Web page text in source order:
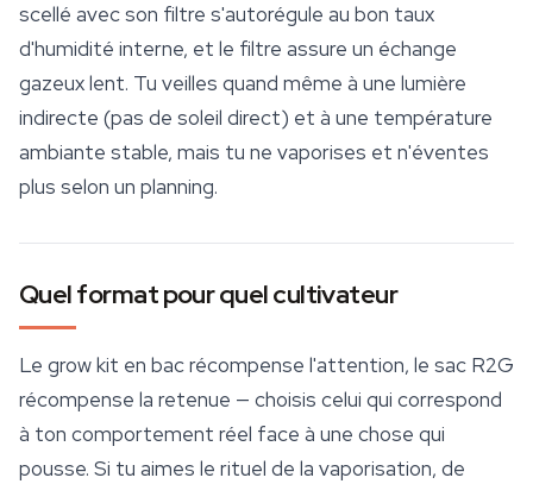
scellé avec son filtre s'autorégule au bon taux
d'humidité interne, et le filtre assure un échange
gazeux lent. Tu veilles quand même à une lumière
indirecte (pas de soleil direct) et à une température
ambiante stable, mais tu ne vaporises et n'éventes
plus selon un planning.
Quel format pour quel cultivateur
Le grow kit en bac récompense l'attention, le sac R2G
récompense la retenue — choisis celui qui correspond
à ton comportement réel face à une chose qui
pousse. Si tu aimes le rituel de la vaporisation, de